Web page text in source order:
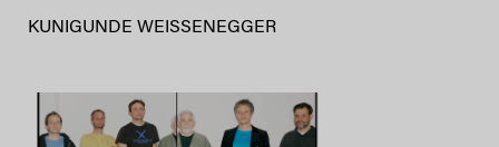
KUNIGUNDE WEISSENEGGER